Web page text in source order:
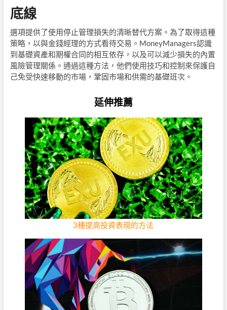
底線
選項提供了使用停止管理損失的清晰替代方案。為了取得這種
策略，以與金錢經理的方式看待交易。MoneyManagers認識
到基礎資產和期權合同的相互依存，以及可以減少損失的內置
風險管理關係。通過這種方法，他們使用技巧和控制來保護自
己免受快速移動的市場，鞏固市場和供需的基礎班次。
延伸推薦
3種提高投資表現的方法